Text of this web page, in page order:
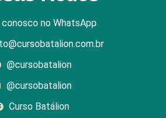
conosco no WhatsApp
@cursobatalion
@cursobatalion
Curso Batálion